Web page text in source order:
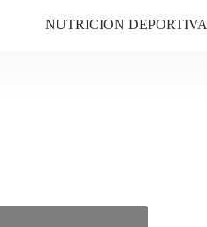
NUTRICION DEPORTIVA